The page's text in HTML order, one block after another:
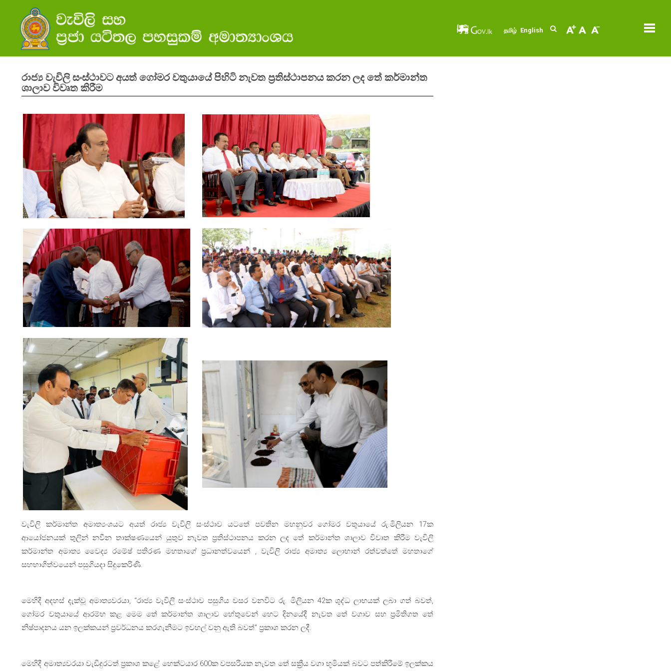
தமிழ் English
රාජ්‍ය වැවිලි සංස්ථාවට අයත් ගෝමර වතුයායේ පිහිටි නැවත ප්‍රතිස්ථාපනය කරන ලද තේ කර්මාන්ත
ශාලාව විවෘත කිරීම
වැවිලි කර්මාන්ත අමාත්‍යංශයට අයත් රාජ්‍ය වැවිලි සංස්ථාව යටතේ පවතින මහනුවර ගෝමර වතුයායේ රු.මිලියන 17ක
ආයෝජනයක් තුලින් නවීන තාක්ෂණයෙන් යුතුව නැවත ප්‍රතිස්ථාපනය කරන ලද තේ කර්මාන්ත ශාලාව විවෘත කිරීම වැවිලි
කර්මාන්ත අමාත්‍ය වෛද්‍ය රමේෂ් පතිරණ මහතාගේ ප්‍රධානත්වයෙන් , වැවිලි රාජ්‍ය අමාත්‍ය ලොහාන් රත්වත්තේ මහතාගේ
සහභාගිත්වයෙන් පසුගියදා සිදුකෙරිණි.
මෙහිදී අදහස් දැක්වූ අමාත්‍යවරයා, “රාජ්‍ය වැවිලි සංස්ථාව පසුගිය වසර වනවිට රු. මිලියන 42ක ශුද්ධ ලාභයක් ලබා ගත් බවත්,
ගෝමර වතුයායේ ආරම්භ කළ මෙම තේ කර්මාන්ත ශාලාව හේතුවෙන් හෙට දිනයේදී නැවත තේ වගාව සහ ප්‍රමිතිගත තේ
නිෂ්පාදනය යන ඉලක්කයන් ප්‍රවර්ධනය කරගැනීමට ඉවහල් වනු ඇති බවත්” ප්‍රකාශ කරන ලදී.
මෙහිදී අමාත්‍යවරයා වැඩිදුරටත් ප්‍රකාශ කළේ හෙක්ටයාර 600ක වපසරියක නැවත තේ සක්‍රීය වගා භූමියක් බවට පත්කිරීමේ ඉලක්කය